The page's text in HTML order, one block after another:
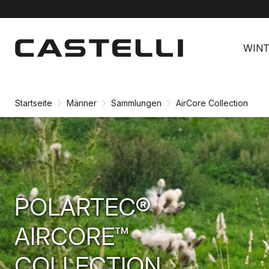
Inhalt
springen
Navigation
springen
Startseite Männer Sammlungen AirCore Collection
POLARTEC®
AIRCORE™